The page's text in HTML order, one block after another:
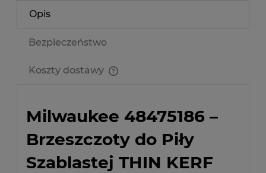
Opis
Bezpieczeństwo
Koszty dostawy
Milwaukee 48475186 –
Brzeszczoty do Piły
Szablastej THIN KERF